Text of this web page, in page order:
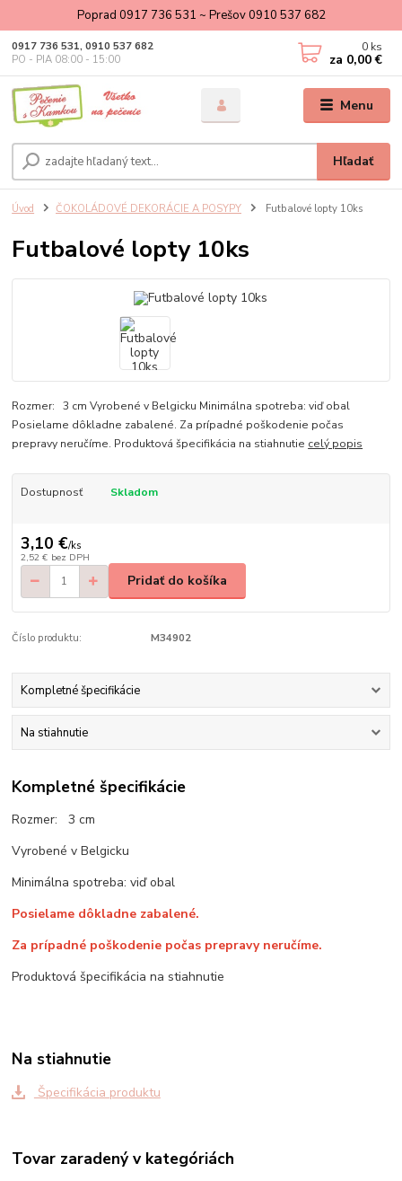
Poprad 0917 736 531 ~ Prešov 0910 537 682
Menu
Hľadať
0917 736 531, 0910 537 682
PO - PIA 08:00 - 15:00
0 ks
za 0,00 €
Úvod ČOKOLÁDOVÉ DEKORÁCIE A POSYPY Futbalové lopty 10ks
Futbalové lopty 10ks
Rozmer: 3 cm Vyrobené v Belgicku Minimálna spotreba: viď obal
Posielame dôkladne zabalené. Za prípadné poškodenie počas
prepravy neručíme. Produktová špecifikácia na stiahnutie celý popis
Dostupnosť Skladom
3,10 €/ks
2,52 € bez DPH
Pridať do košíka
Číslo produktu: M34902
Kompletné špecifikácie
Na stiahnutie
Kompletné špecifikácie
Rozmer: 3 cm
Vyrobené v Belgicku
Minimálna spotreba: viď obal
Posielame dôkladne zabalené.
Za prípadné poškodenie počas prepravy neručíme.
Produktová špecifikácia na stiahnutie
Na stiahnutie
Špecifikácia produktu
Tovar zaradený v kategóriách